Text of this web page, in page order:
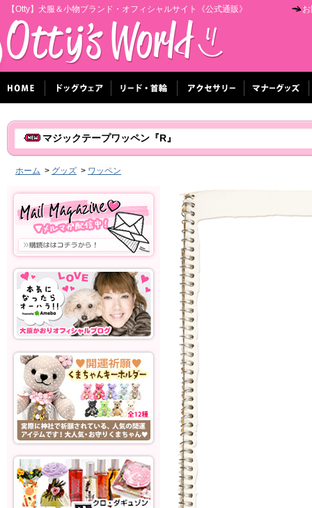
【Otty】犬服＆小物ブランド・オフィシャルサイト《公式通販》
マジックテープワッペン『R』
ホーム > グッズ > ワッペン